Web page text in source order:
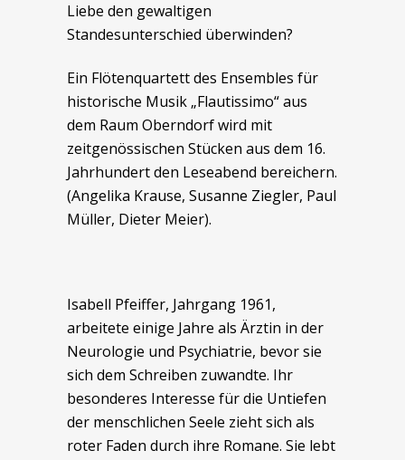
Liebe den gewaltigen
Standesunterschied überwinden?
Ein Flötenquartett des Ensembles für
historische Musik „Flautissimo“ aus
dem Raum Oberndorf wird mit
zeitgenössischen Stücken aus dem 16.
Jahrhundert den Leseabend bereichern.
(Angelika Krause, Susanne Ziegler, Paul
Müller, Dieter Meier).
Isabell Pfeiffer, Jahrgang 1961,
arbeitete einige Jahre als Ärztin in der
Neurologie und Psychiatrie, bevor sie
sich dem Schreiben zuwandte. Ihr
besonderes Interesse für die Untiefen
der menschlichen Seele zieht sich als
roter Faden durch ihre Romane. Sie lebt